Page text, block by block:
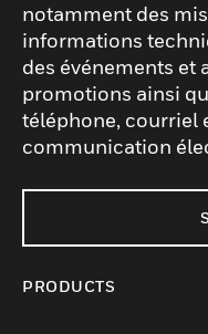
notamment des
informations
des événements et
promotions ainsi
téléphone, courriel
communication
PRODUCTS